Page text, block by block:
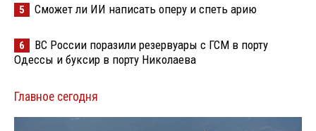
5 Сможет ли ИИ написать оперу и спеть арию
6
ВС России поразили резервуары с ГСМ в порту
Одессы и буксир в порту Николаева
Главное сегодня